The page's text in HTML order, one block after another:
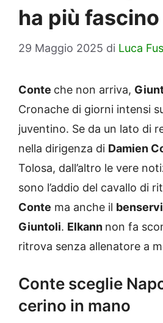
ha più fascino
29 Maggio 2025 di Luca
Conte che non arriva,
Cronache di giorni intensi
juventino. Se da un lato di
nella dirigenza di Damien
Tolosa, dall’altro le vere
sono l’addio del cavallo di
Conte ma anche il
Giuntoli. Elkann non fa
ritrova senza allenatore a
Conte sceglie
cerino in mano